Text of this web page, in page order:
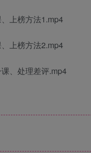
上榜方法1.mp4
上榜方法2.mp4
、处理差评.mp4